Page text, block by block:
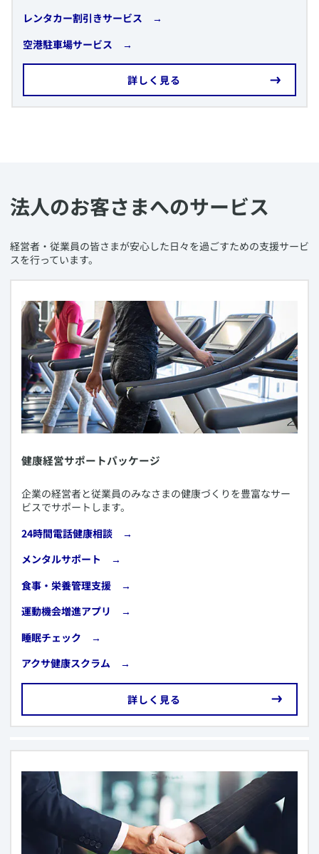
​レンタカー割引きサービス →
​空港駐車場サービス →
​詳しく見る
法人のお客さまへのサービス
​経営者・従業員の皆さまが安心した日々を過ごすための支援サービ
スを行っています。
​健康経営サポートパッケージ
​企業の経営者と従業員のみなさまの健康づくりを豊富なサー
ビスでサポートします。
​24時間電話健康相談 →
​メンタルサポート →
​食事・栄養管理支援 →
​運動機会増進アプリ →
​睡眠チェック →
​アクサ健康スクラム →
​詳しく見る